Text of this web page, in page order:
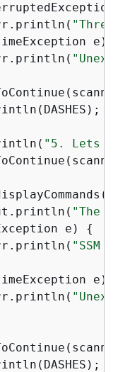
e)
"5. Lets get
"The
e) {
"SSM
e)